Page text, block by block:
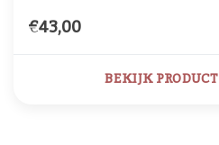
€43,00
BEKIJK PRODUCT